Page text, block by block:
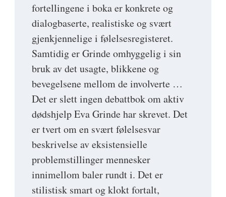
fortellingene i boka er konkrete og
dialogbaserte, realistiske og svært
gjenkjennelige i følelsesregisteret.
Samtidig er Grinde omhyggelig i sin
bruk av det usagte, blikkene og
bevegelsene mellom de involverte …
Det er slett ingen debattbok om aktiv
dødshjelp Eva Grinde har skrevet. Det
er tvert om en svært følelsesvar
beskrivelse av eksistensielle
problemstillinger mennesker
innimellom baler rundt i. Det er
stilistisk smart og klokt fortalt,